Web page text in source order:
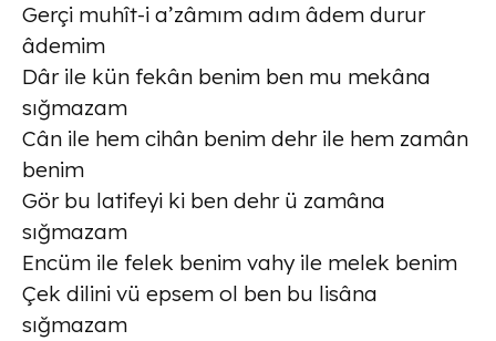
Gerçi muhît-i a’zâmım adım âdem durur
âdemim
Dâr ile kün fekân benim ben mu mekâna
sığmazam
Cân ile hem cihân benim dehr ile hem zamân
benim
Gör bu latifeyi ki ben dehr ü zamâna
sığmazam
Encüm ile felek benim vahy ile melek benim
Çek dilini vü epsem ol ben bu lisâna
sığmazam